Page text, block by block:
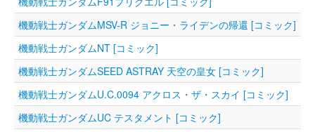
機動戦士ガンダムMSV-R ジョニー・ライデンの帰還 [コミック]
機動戦士ガンダムNT [コミック]
機動戦士ガンダムSEED ASTRAY 天空の皇女 [コミック]
機動戦士ガンダムU.C.0094 アクロス・ザ・スカイ [コミック]
機動戦士ガンダムUC テスタメント [コミック]